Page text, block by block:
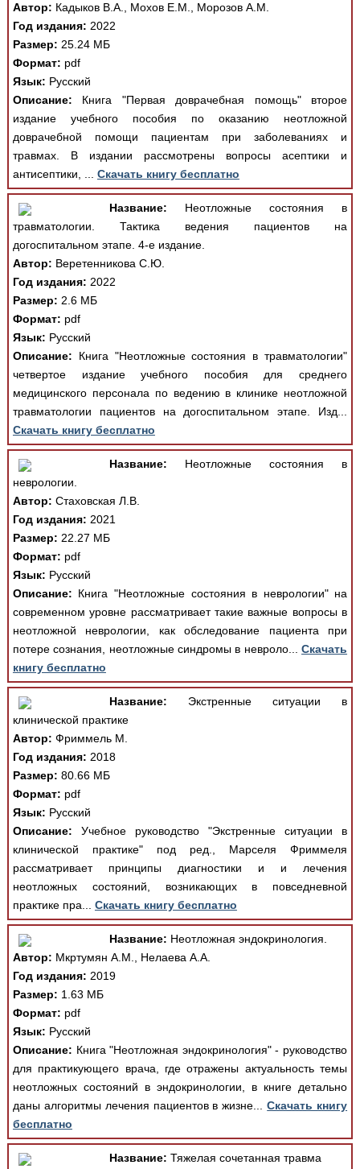
Автор: Кадыков В.А., Мохов Е.М., Морозов А.М.
Год издания: 2022
Размер: 25.24 МБ
Формат: pdf
Язык: Русский
Описание: Книга "Первая доврачебная помощь" второе
издание учебного пособия по оказанию неотложной
доврачебной помощи пациентам при заболеваниях и
травмах. В издании рассмотрены вопросы асептики и
антисептики, ... Скачать книгу бесплатно
Название: Неотложные состояния в
травматологии. Тактика ведения пациентов на
догоспитальном этапе. 4-е издание.
Автор: Веретенникова С.Ю.
Год издания: 2022
Размер: 2.6 МБ
Формат: pdf
Язык: Русский
Описание: Книга "Неотложные состояния в травматологии"
четвертое издание учебного пособия для среднего
медицинского персонала по ведению в клинике неотложной
травматологии пациентов на догоспитальном этапе. Изд...
Скачать книгу бесплатно
Название: Неотложные состояния в
неврологии.
Автор: Стаховская Л.В.
Год издания: 2021
Размер: 22.27 МБ
Формат: pdf
Язык: Русский
Описание: Книга "Неотложные состояния в неврологии" на
современном уровне рассматривает такие важные вопросы в
неотложной неврологии, как обследование пациента при
потере сознания, неотложные синдромы в невроло...Скачать
книгу бесплатно
Название: Экстренные ситуации в
клинической практике
Автор: Фриммель М.
Год издания: 2018
Размер: 80.66 МБ
Формат: pdf
Язык: Русский
Описание: Учебное руководство "Экстренные ситуации в
клинической практике" под ред., Марселя Фриммеля
рассматривает принципы диагностики и и лечения
неотложных состояний, возникающих в повседневной
практике пра... Скачать книгу бесплатно
Название: Неотложная эндокринология.
Автор: Мкртумян А.М., Нелаева А.А.
Год издания: 2019
Размер: 1.63 МБ
Формат: pdf
Язык: Русский
Описание: Книга "Неотложная эндокринология" - руководство
для практикующего врача, где отражены актуальность темы
неотложных состояний в эндокринологии, в книге детально
даны алгоритмы лечения пациентов в жизне...Скачать книгу
бесплатно
Название: Тяжелая сочетанная травма